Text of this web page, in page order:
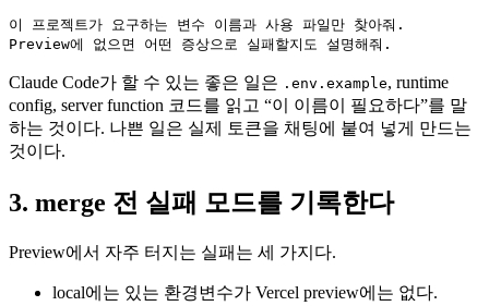
이 프로젝트가 요구하는 변수 이름과 사용 파일만 찾아줘.
Preview에 없으면 어떤 증상으로 실패할지도 설명해줘.
Claude Code가 할 수 있는 좋은 일은 .env.example, runtime
config, server function 코드를 읽고 “이 이름이 필요하다”를 말
하는 것이다. 나쁜 일은 실제 토큰을 채팅에 붙여 넣게 만드는
것이다.
3. merge 전 실패 모드를 기록한다
Preview에서 자주 터지는 실패는 세 가지다.
local에는 있는 환경변수가 Vercel preview에는 없다.